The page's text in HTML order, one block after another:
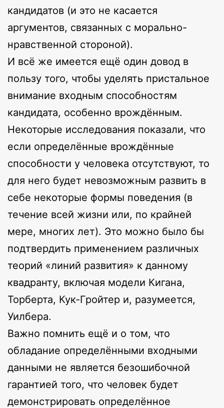
кандидатов (и это не касается
аргументов, связанных с морально-
нравственной стороной).
И всё же имеется ещё один довод в
пользу того, чтобы уделять пристальное
внимание входным способностям
кандидата, особенно врождённым.
Некоторые исследования показали, что
если определённые врождённые
способности у человека отсутствуют, то
для него будет невозможным развить в
себе некоторые формы поведения (в
течение всей жизни или, по крайней
мере, многих лет). Это можно было бы
подтвердить применением различных
теорий «линий развития» к данному
квадранту, включая модели Кигана,
Торберта, Кук-Гройтер и, разумеется,
Уилбера.
Важно помнить ещё и о том, что
обладание определёнными входными
данными не является безошибочной
гарантией того, что человек будет
демонстрировать определённое